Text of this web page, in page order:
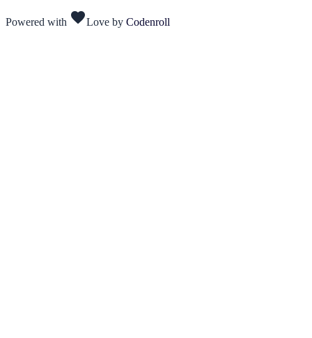
Powered with favoriteLove by Codenroll